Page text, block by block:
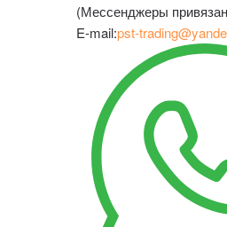
(Мессенджеры
E-mail:pst-